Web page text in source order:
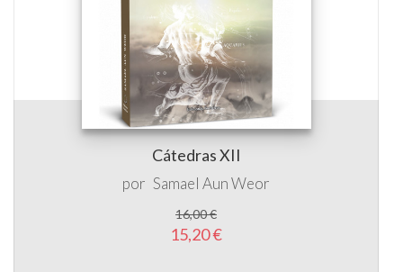
Cátedras XII
por Samael Aun Weor
16,00 €
15,20 €